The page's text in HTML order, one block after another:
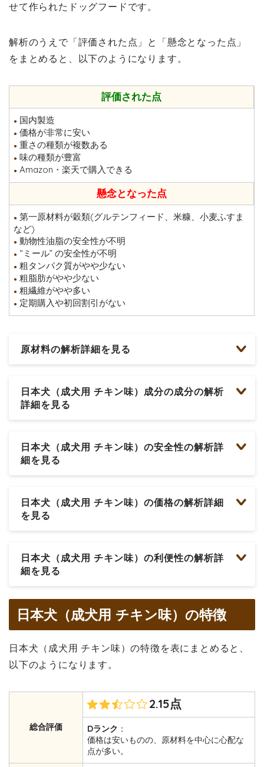
せて作られたドッグフードです。
解析のうえで「評価された点」と「懸念となった点」
をまとめると、以下のようになります。
評価された点
● 国内製造
● 価格が非常に安い
● 重さの種類が複数ある
● 味の種類が豊富
● Amazon・楽天で購入できる
懸念となった点
● 第一原材料が穀類(グルテンフィード、米糠、小麦ふすま
など)
● 動物性油脂の安全性が不明
● “ミール” の安全性が不明
● 粗タンパク質がやや少ない
● 粗脂肪がやや少ない
● 粗繊維がやや多い
● 定期購入や初回割引がない
原材料の解析詳細を見る
日本犬（成犬用 チキン味）成分の成分の解析
詳細を見る
日本犬（成犬用 チキン味）の安全性の解析詳
細を見る
日本犬（成犬用 チキン味）の価格の解析詳細
を見る
日本犬（成犬用 チキン味）の利便性の解析詳
細を見る
日本犬（成犬用 チキン味）の特徴
日本犬（成犬用 チキン味）の特徴を表にまとめると、
以下のようになります。
総合評価
2.15点
Dランク ：
価格は安いものの、原材料を中心に心配な
点が多い。